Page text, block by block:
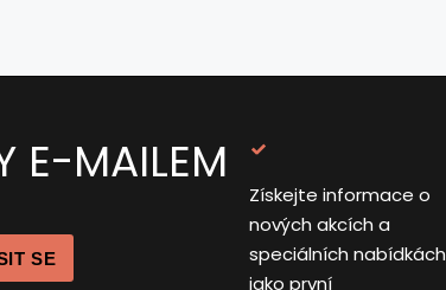
E-MAILEM
SE
Získejte informace o
nových akcích a
speciálních nabídkách
jako první